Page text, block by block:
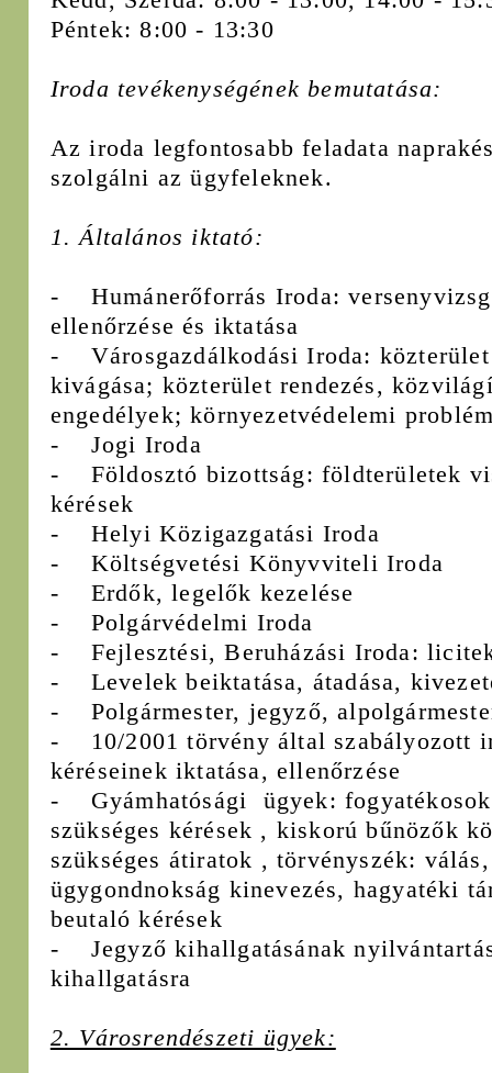
Péntek: 8:00 - 13:30
Iroda tevékenységének bemutatása:
Az iroda legfontosabb feladata
szolgálni az ügyfeleknek.
1. Általános iktató:
- Humánerőforrás Iroda:
ellenőrzése és iktatása
- Városgazdálkodási Iroda:
kivágása; közterület rendezés,
engedélyek; környezetvédelemi
- Jogi Iroda
- Földosztó bizottság: földterületek
kérések
- Helyi Közigazgatási Iroda
- Költségvetési Könyvviteli Iroda
- Erdők, legelők kezelése
- Polgárvédelmi Iroda
- Fejlesztési, Beruházási Iroda:
- Levelek beiktatása, átadása,
- Polgármester, jegyző,
- 10/2001 törvény által szabályozott
kéréseinek iktatása, ellenőrzése
- Gyámhatósági ügyek: fogyatékosok
szükséges kérések , kiskorú bűnözők
szükséges átiratok , törvényszék:
ügygondnokság kinevezés, hagyatéki
beutaló kérések
- Jegyző kihallgatásának
kihallgatásra
2. Városrendészeti ügyek: